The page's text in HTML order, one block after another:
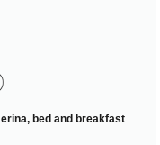
bed and breakfast